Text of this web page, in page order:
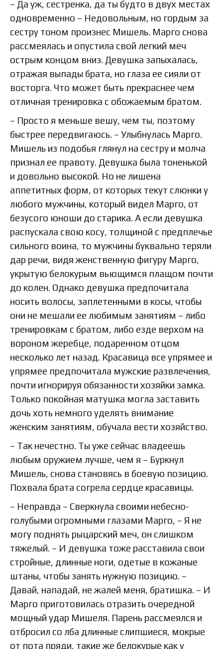
– Да уж, сестренка, да ты будто в двух местах
одновременно – Недовольным, но гордым за
сестру тоном произнес Мишель. Марго снова
рассмеялась и опустила свой легкий меч
острым концом вниз. Девушка запыхалась,
отражая выпады брата, но глаза ее сияли от
восторга. Что может быть прекраснее чем
отличная тренировка с обожаемым братом.
– Просто я меньше вешу, чем ты, поэтому
быстрее передвигаюсь. – Улыбнулась Марго.
Мишель из подобья глянул на сестру и молча
признал ее правоту. Девушка была тоненькой
и довольно высокой. Но не лишена
аппетитных форм, от которых текут слюнки у
любого мужчины, который видел Марго, от
безусого юноши до старика. А если девушка
распускала свою косу, толщиной с предплечье
сильного воина, то мужчины буквально теряли
дар речи, видя женственную фигуру Марго,
укрытую белокурым вьющимся плащом почти
до колен. Однако девушка предпочитала
носить волосы, заплетенными в косы, чтобы
они не мешали ее любимым занятиям – либо
тренировкам с братом, либо езде верхом на
вороном жеребце, подаренном отцом
несколько лет назад. Красавица все упрямее и
упрямее предпочитала мужские развлечения,
почти игнорируя обязанности хозяйки замка.
Только покойная матушка могла заставить
дочь хоть немного уделять внимание
женским занятиям, обучала вести хозяйство.
– Так нечестно. Ты уже сейчас владеешь
любым оружием лучше, чем я – Буркнул
Мишель, снова становясь в боевую позицию.
Похвала брата согрела сердце красавицы.
– Неправда – Сверкнула своими небесно-
голубыми огромными глазами Марго, – Я не
могу поднять рыцарский меч, он слишком
тяжелый. – И девушка тоже расставила свои
стройные, длинные ноги, одетые в кожаные
штаны, чтобы занять нужную позицию. –
Давай, нападай, не жалей меня, братишка. – И
Марго приготовилась отразить очередной
мощный удар Мишеля. Парень рассмеялся и
отбросил со лба длинные слипшиеся, мокрые
от пота пряди, такие же белокурые как у